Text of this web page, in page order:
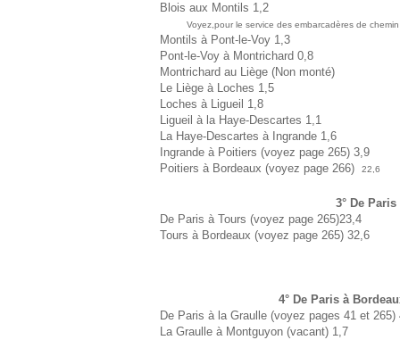
Blois aux Montils 1,2
Voyez,pour le service des embarcadères de chemin
Montils à Pont-le-Voy 1,3
Pont-le-Voy à Montrichard 0,8
Montrichard au Liège (Non monté)
Le Liège à Loches 1,5
Loches à Ligueil 1,8
Ligueil à la Haye-Descartes 1,1
La Haye-Descartes à Ingrande 1,6
Ingrande à Poitiers (voyez page 265) 3,9
Poitiers à Bordeaux (voyez page 266)
22,6
3° De
De Paris à Tours (voyez page 265)23,4
Tours à Bordeaux (voyez page 265) 32,6
4° De Paris à
De Paris à la Graulle (voyez pages 41 et 265)
La Graulle à Montguyon (vacant) 1,7